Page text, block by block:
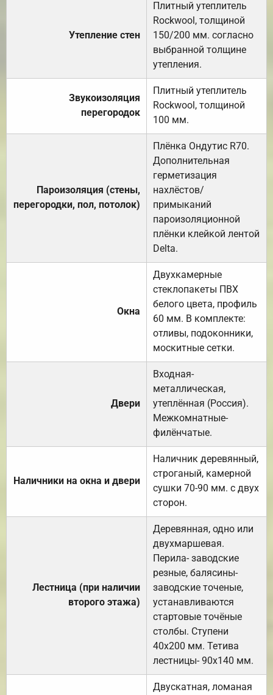
Утепление стен
Плитный утеплитель
Rockwool, толщиной
150/200 мм. согласно
выбранной толщине
утепления.
Звукоизоляция
перегородок
Плитный утеплитель
Rockwool, толщиной
100 мм.
Пароизоляция (стены,
перегородки, пол, потолок)
Плёнка Ондутис R70.
Дополнительная
герметизация
нахлёстов/
примыканий
пароизоляционной
плёнки клейкой лентой
Delta.
Окна
Двухкамерные
стеклопакеты ПВХ
белого цвета, профиль
60 мм. В комплекте:
отливы, подоконники,
москитные сетки.
Двери
Входная-
металлическая,
утеплённая (Россия).
Межкомнатные-
филёнчатые.
Наличники на окна и двери
Наличник деревянный,
строганый, камерной
сушки 70-90 мм. с двух
сторон.
Лестница (при наличии
второго этажа)
Деревянная, одно или
двухмаршевая.
Перила- заводские
резные, балясины-
заводские точеные,
устанавливаются
стартовые точёные
столбы. Ступени
40х200 мм. Тетива
лестницы- 90х140 мм.
Двускатная, ломаная